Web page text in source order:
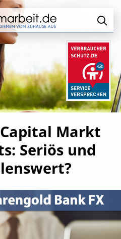
Markt
Seriös und